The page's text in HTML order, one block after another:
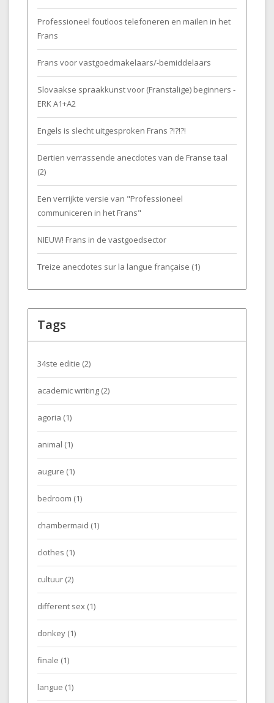
Professioneel foutloos telefoneren en mailen in het
Frans
Frans voor vastgoedmakelaars/-bemiddelaars
Slovaakse spraakkunst voor (Franstalige) beginners -
ERK A1+A2
Engels is slecht uitgesproken Frans ?!?!?!
Dertien verrassende anecdotes van de Franse taal
(2)
Een verrijkte versie van "Professioneel
communiceren in het Frans"
NIEUW! Frans in de vastgoedsector
Treize anecdotes sur la langue française (1)
Tags
34ste editie (2)
academic writing (2)
agoria (1)
animal (1)
augure (1)
bedroom (1)
chambermaid (1)
clothes (1)
cultuur (2)
different sex (1)
donkey (1)
finale (1)
langue (1)